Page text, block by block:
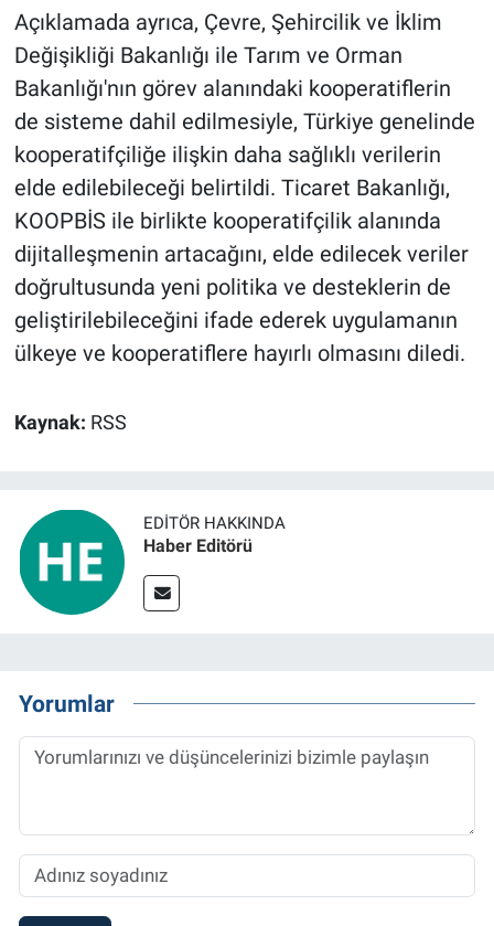
Açıklamada ayrıca, Çevre, Şehircilik ve İklim
Değişikliği Bakanlığı ile Tarım ve Orman
Bakanlığı'nın görev alanındaki kooperatiflerin
de sisteme dahil edilmesiyle, Türkiye genelinde
kooperatifçiliğe ilişkin daha sağlıklı verilerin
elde edilebileceği belirtildi. Ticaret Bakanlığı,
KOOPBİS ile birlikte kooperatifçilik alanında
dijitalleşmenin artacağını, elde edilecek veriler
doğrultusunda yeni politika ve desteklerin de
geliştirilebileceğini ifade ederek uygulamanın
ülkeye ve kooperatiflere hayırlı olmasını diledi.
Kaynak: RSS
EDITÖR HAKKINDA
Haber Editörü
Yorumlar